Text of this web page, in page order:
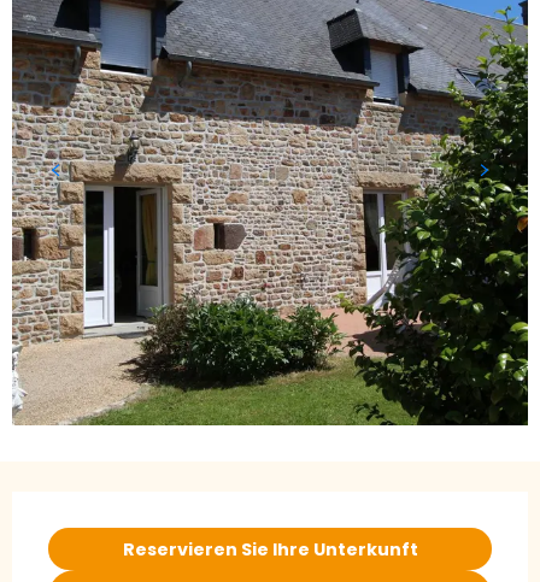
Reservieren Sie Ihre Unterkunft